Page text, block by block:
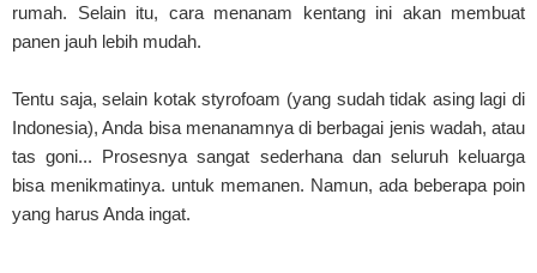
rumah. Selain itu, cara menanam kentang ini akan membuat
panen jauh lebih mudah.
Tentu saja, selain kotak styrofoam (yang sudah tidak asing lagi di
Indonesia), Anda bisa menanamnya di berbagai jenis wadah, atau
tas goni... Prosesnya sangat sederhana dan seluruh keluarga
bisa menikmatinya. untuk memanen. Namun, ada beberapa poin
yang harus Anda ingat.